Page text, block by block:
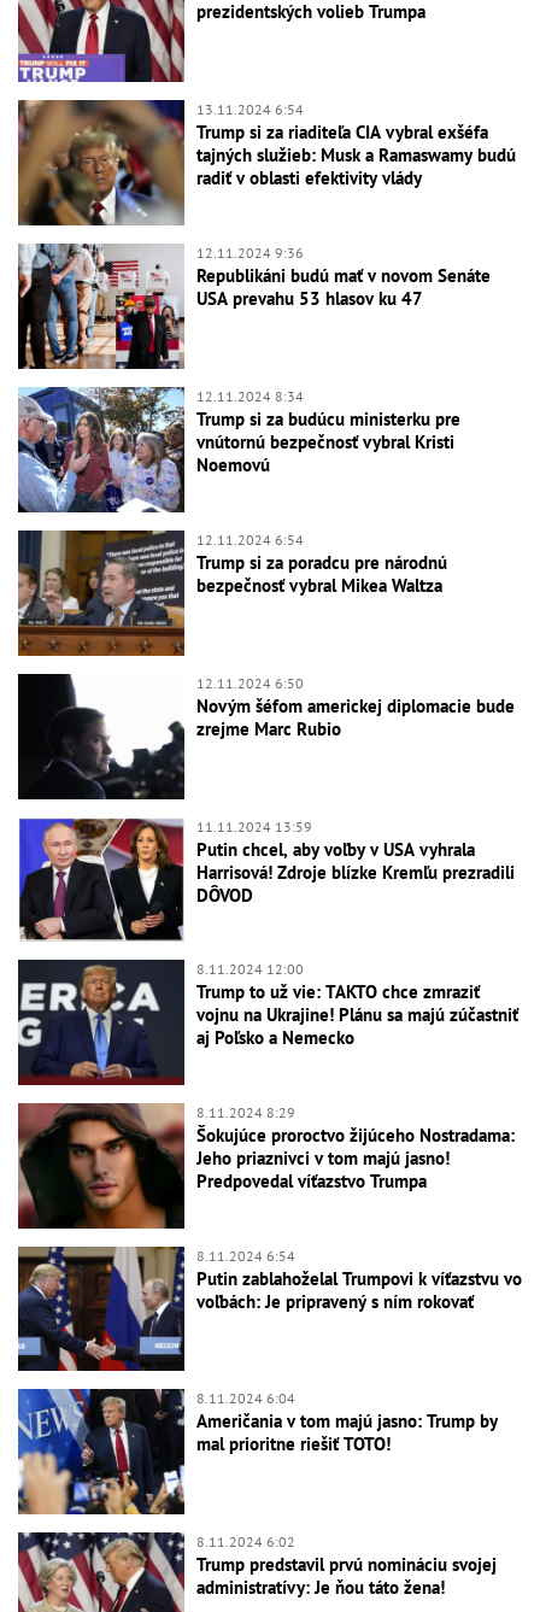
prezidentských volieb Trumpa
13.11.2024 6:54
Trump si za riaditeľa CIA vybral exšéfa
tajných služieb: Musk a Ramaswamy budú
radiť v oblasti efektivity vlády
12.11.2024 9:36
Republikáni budú mať v novom Senáte
USA prevahu 53 hlasov ku 47
12.11.2024 8:34
Trump si za budúcu ministerku pre
vnútornú bezpečnosť vybral Kristi
Noemovú
12.11.2024 6:54
Trump si za poradcu pre národnú
bezpečnosť vybral Mikea Waltza
12.11.2024 6:50
Novým šéfom americkej diplomacie bude
zrejme Marc Rubio
11.11.2024 13:59
Putin chcel, aby voľby v USA vyhrala
Harrisová! Zdroje blízke Kremľu prezradili
DÔVOD
8.11.2024 12:00
Trump to už vie: TAKTO chce zmraziť
vojnu na Ukrajine! Plánu sa majú zúčastniť
aj Poľsko a Nemecko
8.11.2024 8:29
Šokujúce proroctvo žijúceho Nostradama:
Jeho priaznivci v tom majú jasno!
Predpovedal víťazstvo Trumpa
8.11.2024 6:54
Putin zablahoželal Trumpovi k víťazstvu vo
voľbách: Je pripravený s ním rokovať
8.11.2024 6:04
Američania v tom majú jasno: Trump by
mal prioritne riešiť TOTO!
8.11.2024 6:02
Trump predstavil prvú nomináciu svojej
administratívy: Je ňou táto žena!